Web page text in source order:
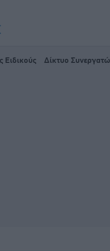
Ειδικούς Δίκτυο